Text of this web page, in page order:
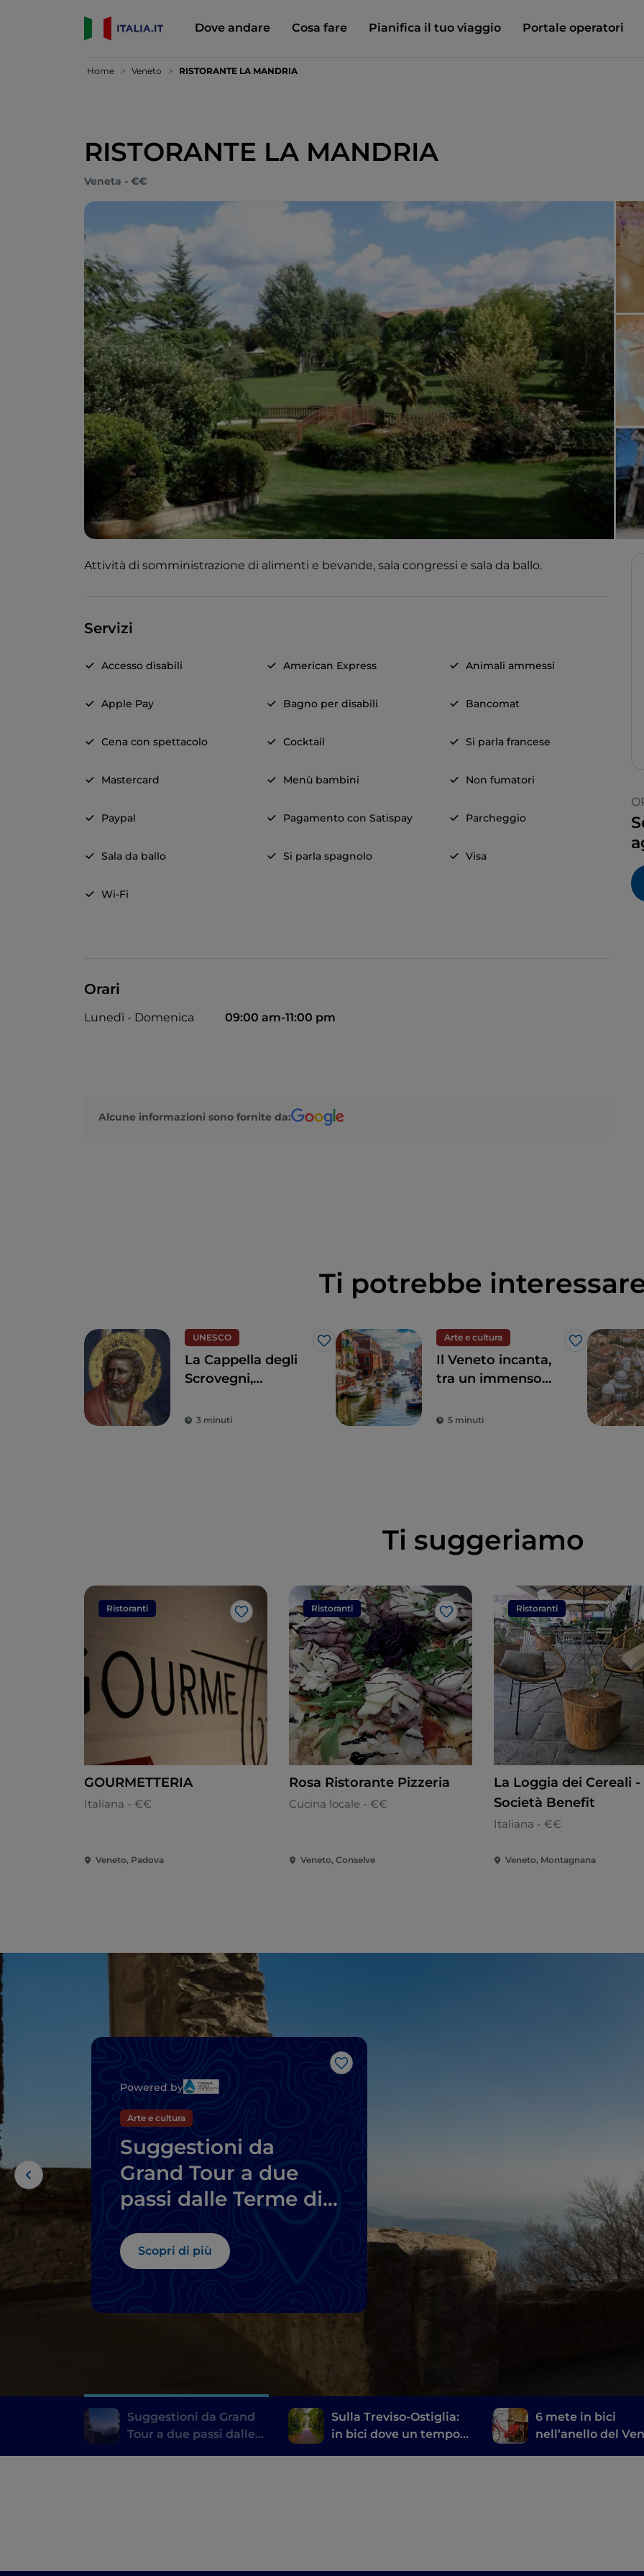
Dove andare Cosa fare Pianifica il tuo viaggio Portale operatori
Home Veneto RISTORANTE LA MANDRIA
RISTORANTE LA MANDRIA
Veneta - €€
Attività di somministrazione di alimenti e bevande, sala congressi e sala da ballo.
Servizi
Accesso disabili American Express Animali ammessi
Apple Pay Bagno per disabili Bancomat
Cena con spettacolo Cocktail Si parla francese
Mastercard Menù bambini Non fumatori
Paypal Pagamento con Satispay Parcheggio
Sala da ballo Si parla spagnolo Visa
Wi-Fi
Orari
Lunedì - Domenica 09:00 am-11:00 pm
Alcune informazioni sono fornite da:
Ti potrebbe
UNESCO
Like
La Cappella degli
Scrovegni,
Giotto che ha
3 minuti
Arte e cultura
Like
Il Veneto incanta,
tra un immenso
artistico e storico e
5 minuti
Ti suggeriamo
Ristoranti
Like
GOURMETTERIA
Italiana - €€
Veneto, Padova
Ristoranti
Like
Rosa Ristorante Pizzeria
Cucina locale - €€
Veneto, Conselve
Ristoranti
La Loggia dei Cereali -
Società Benefit
Italiana - €€
Veneto, Montagnana
Like
Powered by
Arte e cultura
Suggestioni da
Grand Tour a due
passi dalle Terme di
Montegrotto
Scopri di più
Suggestioni da Grand
Tour a due passi dalle
Sulla Treviso-Ostiglia:
in bici dove un tempo
6 mete in bici
nell’anello del